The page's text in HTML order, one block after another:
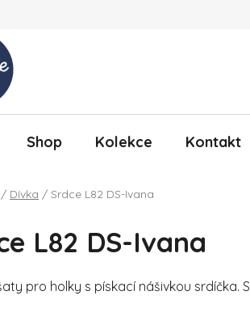
Shop Kolekce Kontakt
/ Dívka / Srdce L82 DS-Ivana
L82 DS-Ivana
pro holky s pískací nášivkou srdíčka.